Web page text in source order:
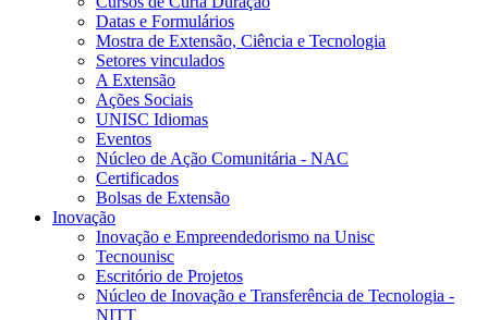
Datas e Formulários
Mostra de Extensão, Ciência e Tecnologia
Setores vinculados
A Extensão
Ações Sociais
UNISC Idiomas
Eventos
Núcleo de Ação Comunitária - NAC
Certificados
Bolsas de Extensão
Inovação
Inovação e Empreendedorismo na Unisc
Tecnounisc
Escritório de Projetos
Núcleo de Inovação e Transferência de Tecnologia -
NITT